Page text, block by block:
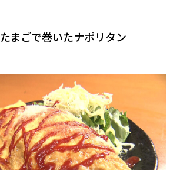
まごで巻いたナポリタン